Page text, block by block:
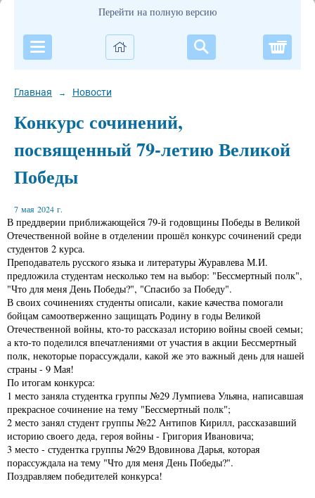
Перейти на полную версию
Главная → Новости
Конкурс сочинений,
посвященный 79-летию Великой
Победы
7 мая 2024 г.
В преддверии приближающейся 79-й годовщины Победы в Великой
Отечественной войне в отделении прошёл конкурс сочинений среди
студентов 2 курса.
Преподаватель русского языка и литературы Журавлева М.И.
предложила студентам несколько тем на выбор: "Бессмертный полк",
"Что для меня День Победы?", "Спасибо за Победу".
В своих сочинениях студенты описали, какие качества помогали
бойцам самоотверженно защищать Родину в годы Великой
Отечественной войны, кто-то рассказал историю войны своей семьи;
а кто-то поделился впечатлениями от участия в акции Бессмертный
полк, некоторые порассуждали, какой же это важный день для нашей
страны - 9 Мая!
По итогам конкурса:
1 место заняла студентка группы №29 Лумпиева Ульяна, написавшая
прекрасное сочинение на тему "Бессмертный полк";
2 место занял студент группы №22 Антипов Кирилл, рассказавший
историю своего деда, героя войны - Григория Ивановича;
3 место - студентка группы №29 Вдовинова Дарья, которая
порассуждала на тему "Что для меня День Победы?".
Поздравляем победителей конкурса!